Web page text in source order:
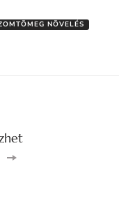
NÖVELÉS